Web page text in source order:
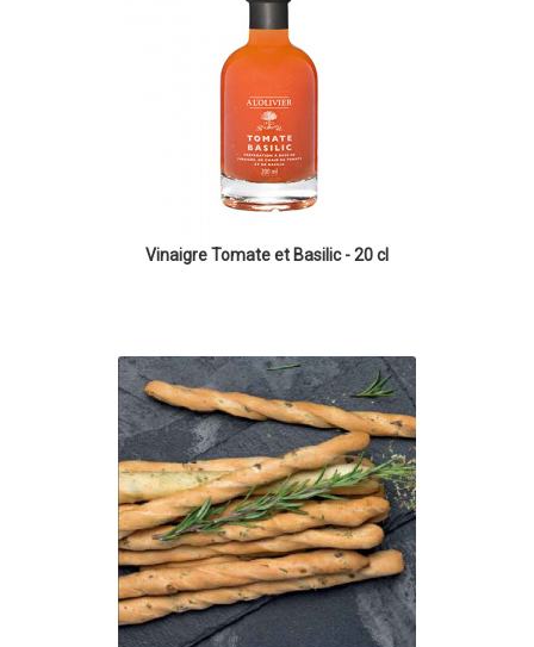
Vinaigre Tomate et Basilic - 20 cl